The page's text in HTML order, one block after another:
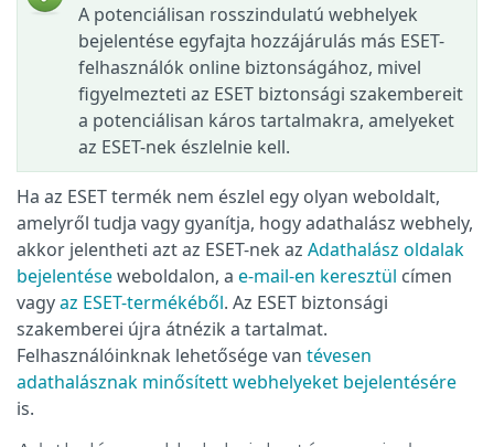
A potenciálisan rosszindulatú webhelyek
bejelentése egyfajta hozzájárulás más ESET-
felhasználók online biztonságához, mivel
figyelmezteti az ESET biztonsági szakembereit
a potenciálisan káros tartalmakra, amelyeket
az ESET-nek észlelnie kell.
Ha az ESET termék nem észlel egy olyan weboldalt,
amelyről tudja vagy gyanítja, hogy adathalász webhely,
akkor jelentheti azt az ESET-nek az Adathalász oldalak
bejelentéseweboldalon, a e-mail-en keresztül címen
vagyaz ESET-termékéből. Az ESET biztonsági
szakemberei újra átnézik a tartalmat.
Felhasználóinknak lehetősége van tévesen
adathalásznak minősített webhelyeket bejelentésére
is.